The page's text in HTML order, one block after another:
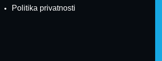
Politika privatnosti